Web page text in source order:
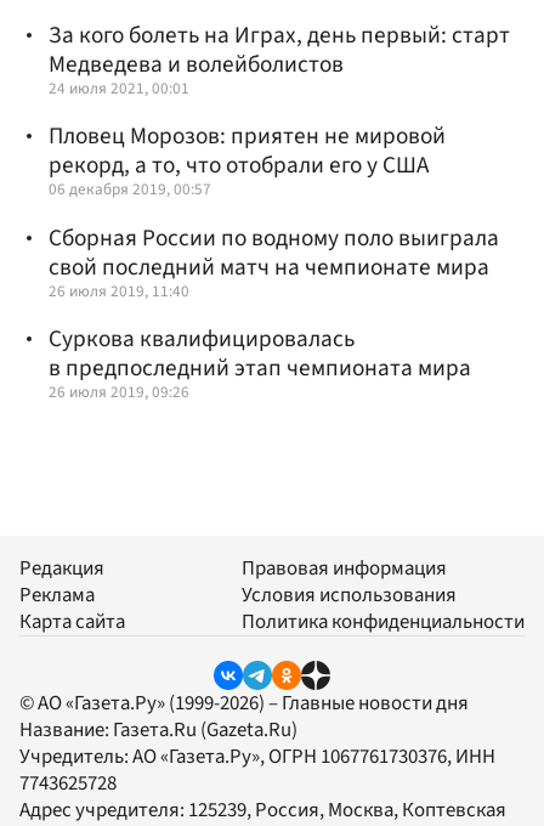
За кого болеть на Играх, день первый: старт
Медведева и волейболистов
24 июля 2021, 00:01
Пловец Морозов: приятен не мировой
рекорд, а то, что отобрали его у США
06 декабря 2019, 00:57
Сборная России по водному поло выиграла
свой последний матч на чемпионате мира
26 июля 2019, 11:40
Суркова квалифицировалась
в предпоследний этап чемпионата мира
26 июля 2019, 09:26
Редакция
Реклама
Карта сайта
Правовая информация
Условия использования
Политика конфиденциальности
© АО «Газета.Ру» (1999-2026) – Главные новости дня
Название: Газета.Ru (Gazeta.Ru)
Учредитель:АО «Газета.Ру», ОГРН 1067761730376, ИНН
7743625728
Адрес учредителя: 125239, Россия, Москва, Коптевская